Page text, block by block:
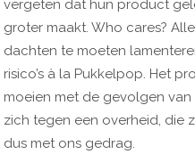
vergeten dat hun product
groter maakt. Who cares?
dachten te moeten
risico’s à la Pukkelpop. Het
moeien met de gevolgen
zich tegen een overheid, die
dus met ons gedrag.